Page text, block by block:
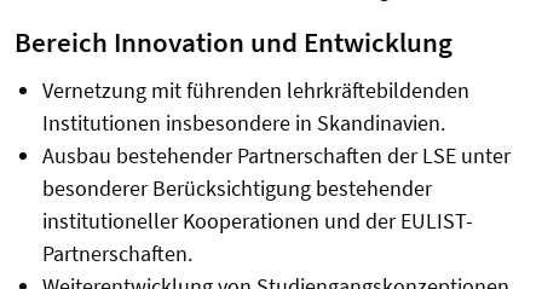
Bereich Innovation und Entwicklung
Vernetzung mit führenden lehrkräftebildenden
Institutionen insbesondere in Skandinavien.
Ausbau bestehender Partnerschaften der LSE unter
besonderer Berücksichtigung bestehender
institutioneller Kooperationen und der EULIST-
Partnerschaften.